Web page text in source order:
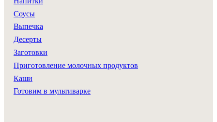
Соусы
Выпечка
Десерты
Заготовки
Приготовление молочных продуктов
Каши
Готовим в мультиварке